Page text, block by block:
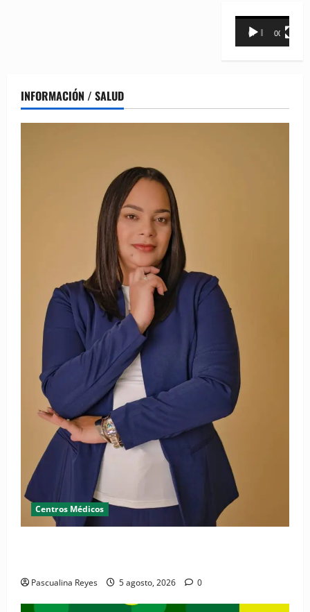
Reproductor
00:00 00:31
INFORMACIÓN / SALUD
Centros Médicos
Pascualina Reyes 5 agosto, 2026 0